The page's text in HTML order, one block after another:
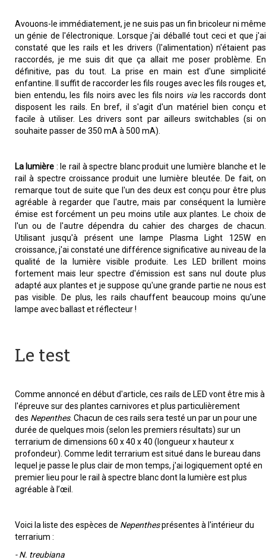
Avouons-le immédiatement, je ne suis pas un fin bricoleur ni même
un génie de l'électronique. Lorsque j'ai déballé tout ceci et que j'ai
constaté que les rails et les drivers (l'alimentation) n'étaient pas
raccordés, je me suis dit que ça allait me poser problème. En
définitive, pas du tout. La prise en main est d'une simplicité
enfantine. Il suffit de raccorder les fils rouges avec les fils rouges et,
bien entendu, les fils noirs avec les fils noirs viales raccords dont
disposent les rails. En bref, il s'agit d'un matériel bien conçu et
facile à utiliser. Les drivers sont par ailleurs switchables (si on
souhaite passer de 350 mA à 500 mA).
La lumière : le rail à spectre blanc produit une lumière blanche et le
rail à spectre croissance produit une lumière bleutée. De fait, on
remarque tout de suite que l'un des deux est conçu pour être plus
agréable à regarder que l'autre, mais par conséquent la lumière
émise est forcément un peu moins utile aux plantes. Le choix de
l'un ou de l'autre dépendra du cahier des charges de chacun.
Utilisant jusqu'à présent une lampe Plasma Light 125W en
croissance, j'ai constaté une différence significative au niveau de la
qualité de la lumière visible produite. Les LED brillent moins
fortement mais leur spectre d'émission est sans nul doute plus
adapté aux plantes et je suppose qu'une grande partie ne nous est
pas visible. De plus, les rails chauffent beaucoup moins qu'une
lampe avec ballast et réflecteur !
Le test
Comme annoncé en début d'article, ces rails de LED vont être mis à
l'épreuve sur des plantes carnivores et plus particulièrement
des Nepenthes. Chacun de ces rails sera testé un par un pour une
durée de quelques mois (selon les premiers résultats) sur un
terrarium de dimensions 60 x 40 x 40 (longueur x hauteur x
profondeur). Comme ledit terrarium est situé dans le bureau dans
lequel je passe le plus clair de mon temps, j'ai logiquement opté en
premier lieu pour le rail à spectre blanc dont la lumière est plus
agréable à l’œil.
Voici la liste des espèces de Nepenthesprésentes à l'intérieur du
terrarium :
- N. treubiana